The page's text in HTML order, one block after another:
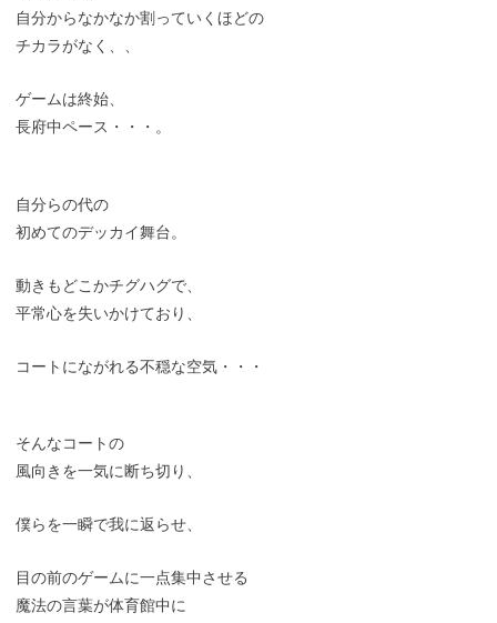
自分からなかなか割っていくほどの
チカラがなく、、
ゲームは終始、
長府中ペース・・・。
自分らの代の
初めてのデッカイ舞台。
動きもどこかチグハグで、
平常心を失いかけており、
コートにながれる不穏な空気・・・
そんなコートの
風向きを一気に断ち切り、
僕らを一瞬で我に返らせ、
目の前のゲームに一点集中させる
魔法の言葉が体育館中に